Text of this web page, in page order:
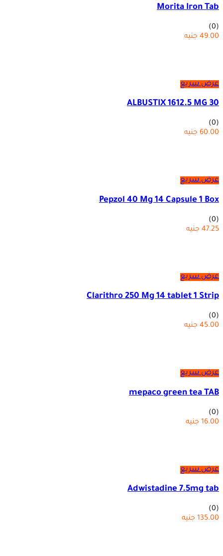
Morita Iron Tab
(0)
49.00 جنيه
عرض سريع
ALBUSTIX 1612.5 MG 30
(0)
60.00 جنيه
عرض سريع
Pepzol 40 Mg 14 Capsule 1 Box
(0)
47.25 جنيه
عرض سريع
Clarithro 250 Mg 14 tablet 1 Strip
(0)
45.00 جنيه
عرض سريع
mepaco green tea TAB
(0)
16.00 جنيه
عرض سريع
Adwistadine 7.5mg tab
(0)
135.00 جنيه